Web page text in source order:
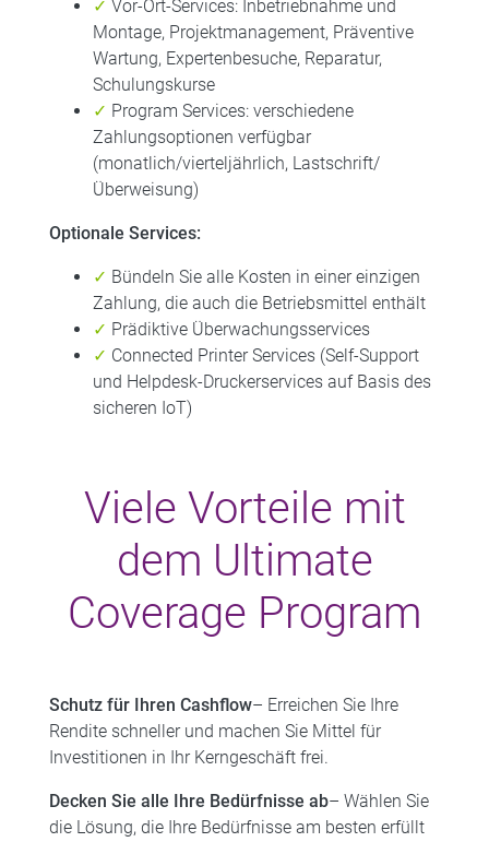
✓ Vor-Ort-Services: Inbetriebnahme und
Montage, Projektmanagement, Präventive
Wartung, Expertenbesuche, Reparatur,
Schulungskurse
✓ Program Services: verschiedene
Zahlungsoptionen verfügbar
(monatlich/vierteljährlich, Lastschrift/
Überweisung)
Optionale Services:
✓ Bündeln Sie alle Kosten in einer einzigen
Zahlung, die auch die Betriebsmittel enthält
✓ Prädiktive Überwachungsservices
✓ Connected Printer Services (Self-Support
und Helpdesk-Druckerservices auf Basis des
sicheren IoT)
Viele Vorteile mit
dem Ultimate
Coverage Program
Schutz für Ihren Cashflow– Erreichen Sie Ihre
Rendite schneller und machen Sie Mittel für
Investitionen in Ihr Kerngeschäft frei.
Decken Sie alle Ihre Bedürfnisse ab– Wählen Sie
die Lösung, die Ihre Bedürfnisse am besten erfüllt